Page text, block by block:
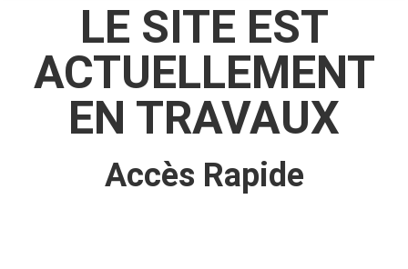
LE SITE EST
ACTUELLEMENT
EN TRAVAUX
Accès Rapide